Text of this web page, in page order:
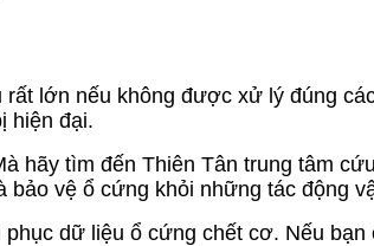
lớn nếu không được xử lý đúng
hiện đại.
hãy tìm đến Thiên Tân trung tâm
vệ ổ cứng khỏi những tác động
dữ liệu ổ cứng chết cơ. Nếu